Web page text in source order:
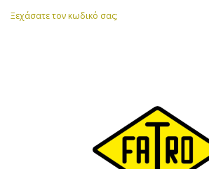
Ξεχάσατε τον κωδικό σας;